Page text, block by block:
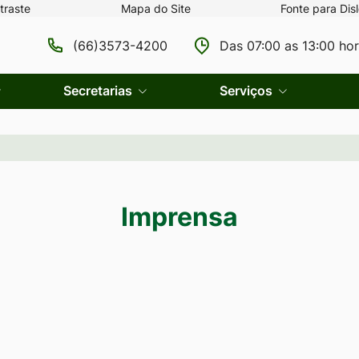
Mapa do Site Fonte para
(66)3573-4200 Das 07:00 as 13:00
Secretarias Serviços
Imprensa